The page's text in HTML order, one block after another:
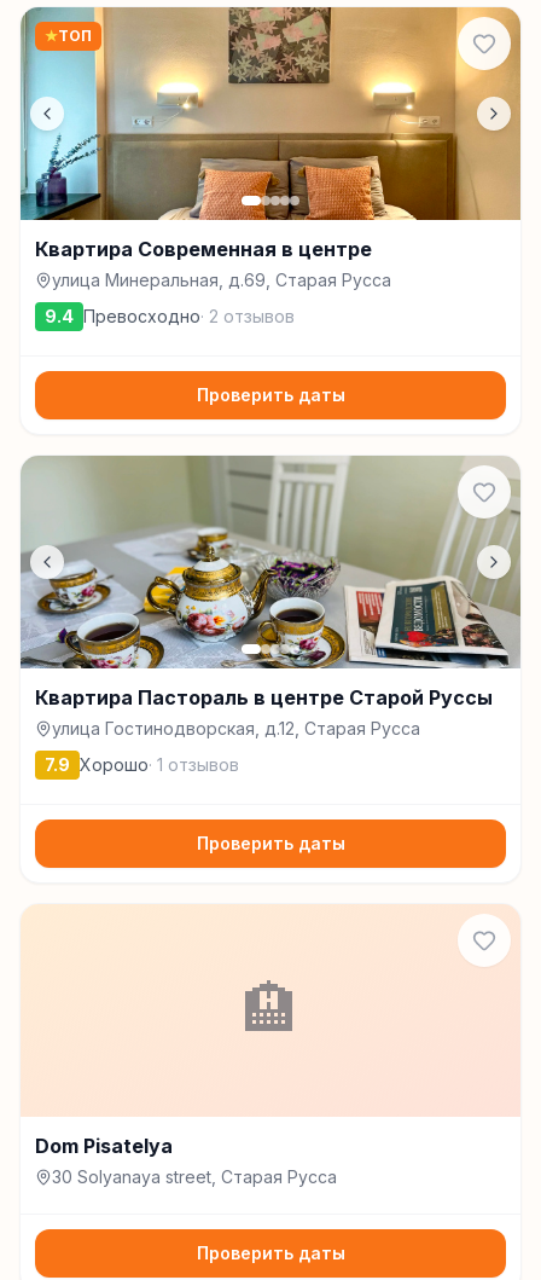
★ТОП
Квартира Современная в центре
улица Минеральная, д.69, Старая Русса
9.4 Превосходно· 2 отзывов
Проверить даты
Квартира Пастораль в центре Старой Руссы
улица Гостинодворская, д.12, Старая Русса
7.9 Хорошо· 1 отзывов
Проверить даты
🏨
Dom Pisatelya
30 Solyanaya street, Старая Русса
Проверить даты